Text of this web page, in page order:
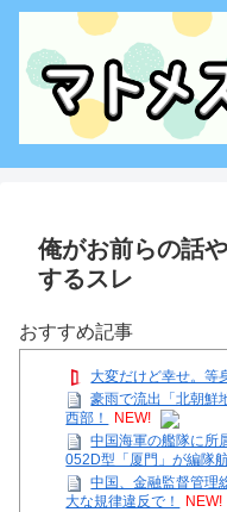
俺がお前らの話
するスレ
おすすめ記事
大変だけど幸せ。等
豪雨で流出「北朝鮮
西部！
NEW!
中国海軍の艦隊に所
052D型「厦門」が編隊
中国、金融監督管理
大な規律違反で！
NEW!